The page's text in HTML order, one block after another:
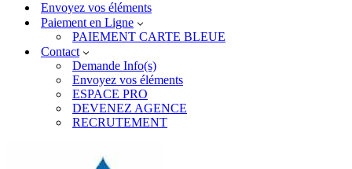
Envoyez vos éléments
Paiement en Ligne
PAIEMENT CARTE BLEUE
Contact
Demande Info(s)
Envoyez vos éléments
ESPACE PRO
DEVENEZ AGENCE
RECRUTEMENT